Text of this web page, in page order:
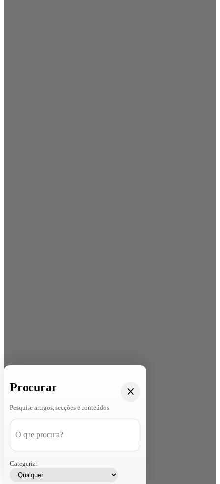
Procurar
Pesquise artigos, secções e conteúdos
Categoria: